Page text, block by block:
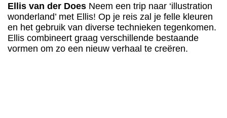
Ellis van der Does Neem een trip naar ‘illustration
wonderland’ met Ellis! Op je reis zal je felle kleuren
en het gebruik van diverse technieken tegenkomen.
Ellis combineert graag verschillende bestaande
vormen om zo een nieuw verhaal te creëren.